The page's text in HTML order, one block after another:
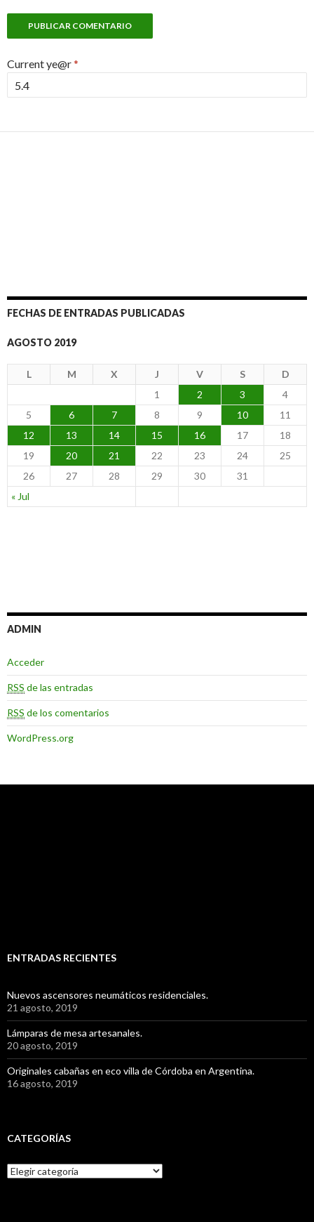
Current ye@r*
FECHAS DE ENTRADAS PUBLICADAS
AGOSTO 2019
L M X J V S D
« Jul
1 2 3
4
5
6 7 8 9 10
11
12
13 14 15 16 17
18
19
20 21 22 23 24
25
26
27 28 29 30 31
ADMIN
Acceder
RSS de las entradas
RSS de los comentarios
WordPress.org
ENTRADAS RECIENTES
Nuevos ascensores neumáticos residenciales.
21 agosto, 2019
Lámparas de mesa artesanales.
20 agosto, 2019
Originales cabañas en eco villa de Córdoba en Argentina.
16 agosto, 2019
CATEGORÍAS
C
a